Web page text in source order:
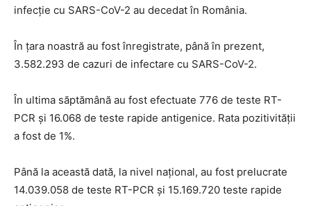
infecție cu SARS-CoV-2 au decedat în România.
În țara noastră au fost înregistrate, până în prezent,
3.582.293 de cazuri de infectare cu SARS-CoV-2.
În ultima săptămână au fost efectuate 776 de teste RT-
PCR și 16.068 de teste rapide antigenice. Rata pozitivității
a fost de 1%.
Până la această dată, la nivel național, au fost prelucrate
14.039.058 de teste RT-PCR și 15.169.720 teste rapide